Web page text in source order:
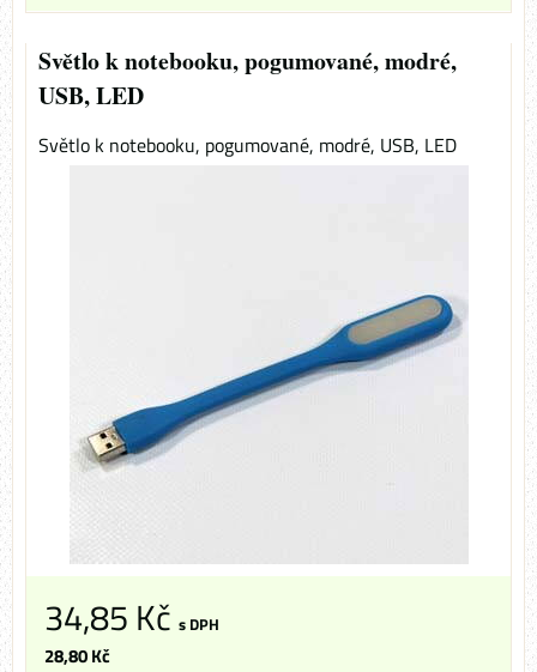
Světlo k notebooku, pogumované, modré,
USB, LED
Světlo k notebooku, pogumované, modré, USB, LED
34,85 Kč s DPH
28,80 Kč